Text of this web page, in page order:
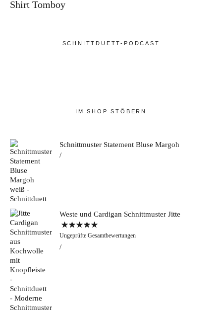
Shirt Tomboy
SCHNITTDUETT-PODCAST
IM SHOP STÖBERN
Schnittmuster Statement Bluse Margoh
Weste und Cardigan Schnittmuster Jitte
Bewertet mit
5.00von 5
Ungeprüfte Gesamtbewertungen